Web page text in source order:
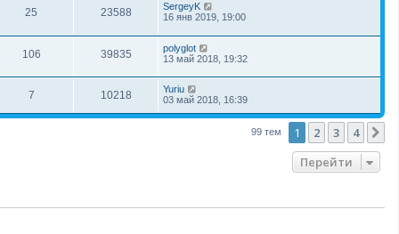
25 23588
SergeyK
16 янв 2019, 19:00
106 39835
polyglot
13 май 2018, 19:32
7 10218
Yuriu
03 май 2018, 16:39
99 тем 1 2 3 4
Перейти